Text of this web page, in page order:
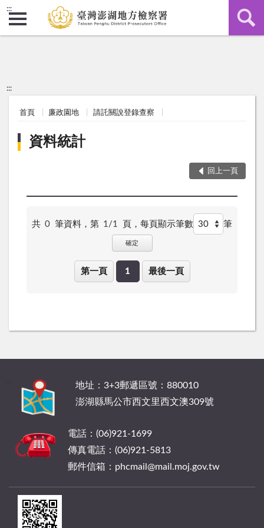
:::
:::
首頁 廉政園地 請託關說登錄查察
資料統計
回上一頁
共 0 筆資料，第 1/1 頁， 每頁顯示筆數 筆
確定
第一頁 1 最後一頁
地址：3+3郵遞區號：880010
澎湖縣馬公市西文里西文澳309號
電話：(06)921-1699
傳真電話：(06)921-5813
郵件信箱：phcmail@mail.moj.gov.tw